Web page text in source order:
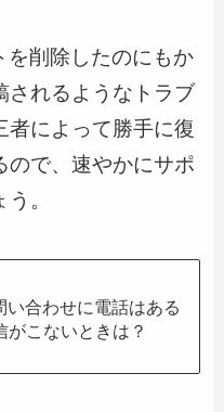
を削除したのにもか
されるようなトラブ
者によって勝手に復
ので、速やかにサポ
。
い合わせに電話はある
がこないときは？